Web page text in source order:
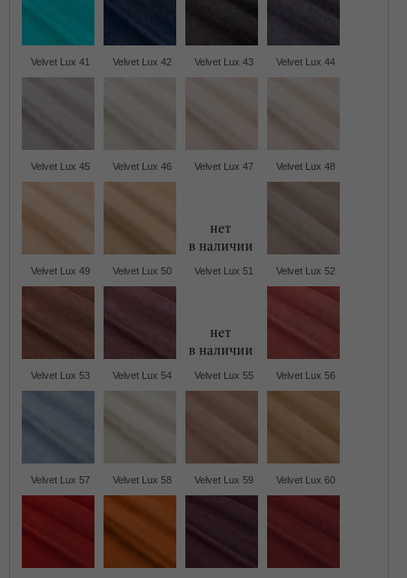
Velvet Lux 41 Velvet Lux 42 Velvet Lux 43 Velvet Lux 44
Velvet Lux 45 Velvet Lux 46 Velvet Lux 47 Velvet Lux 48
Velvet Lux 49 Velvet Lux 50 Velvet Lux 51 Velvet Lux 52
Velvet Lux 53 Velvet Lux 54 Velvet Lux 55 Velvet Lux 56
Velvet Lux 57 Velvet Lux 58 Velvet Lux 59 Velvet Lux 60